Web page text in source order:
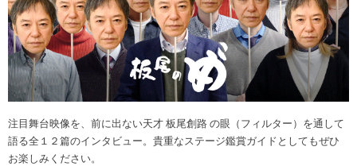
注目舞台映像を、前に出ない天才 板尾創路 の眼（フィルター）を通して
語る全１２篇のインタビュー。貴重なステージ鑑賞ガイドとしてもぜひ
お楽しみください。